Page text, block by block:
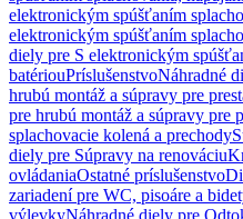
elektronickým spúšťaním
elektronickým spúšťaním
diely pre S elektronickým
batériouPríslušenstvoNáhradné
hrubú montáž a súpravy pre
pre hrubú montáž a súpravy pre
splachovacie kolená a prechody
diely pre Súpravy na renováciu
ovládaniaOstatné príslušenstvo
zariadení pre WC, pisoáre a
výlevkyNáhradné diely pre